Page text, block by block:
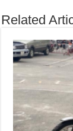
Related